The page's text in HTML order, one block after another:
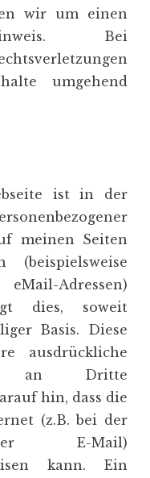
wir um einen
Bei
umgehend
ist in der
meinen Seiten
(beispielsweise
Adressen)
dies, soweit
Basis. Diese
ausdrückliche
an Dritte
hin, dass die
(z.B. bei der
E-Mail)
kann. Ein